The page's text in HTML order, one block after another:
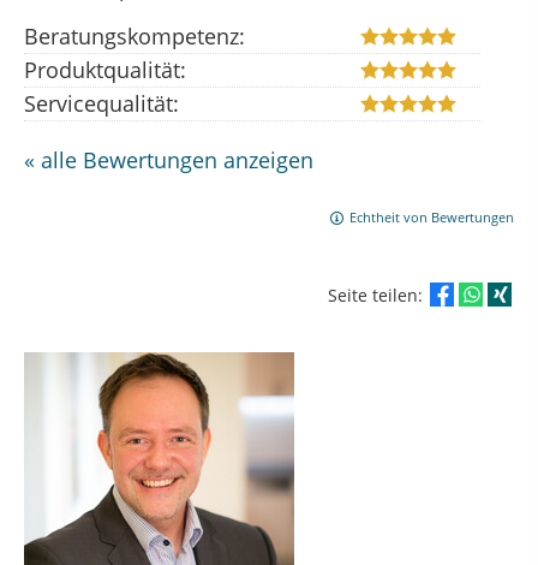
Beratungskompetenz:
Produktqualität:
Servicequalität:
« alle Bewertungen anzeigen
Echtheit von Bewertungen
Seite teilen: